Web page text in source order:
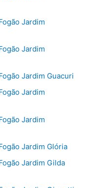
Jardim
Jardim
Jardim Guacuri
Jardim
Jardim
Jardim Glória
Jardim Gilda